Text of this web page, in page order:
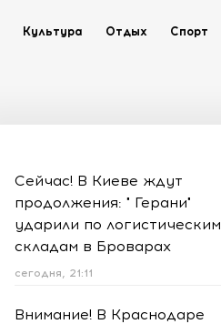
Культура Отдых Спорт
Сейчас! В Киеве ждут
продолжения: " Герани"
ударили по логистическим
складам в Броварах
сегодня, 21:11
Внимание! В Краснодаре